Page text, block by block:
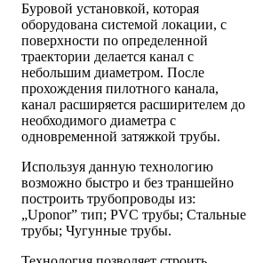
Буровой установкой, которая
оборудована системой локации, с
поверхности по определенной
траектории делается канал с
небольшим диаметром. После
прохождения пилотного канала,
канал расширяется расширителем до
необходимого диаметра с
одновременной затяжкой трубы.
Используя данную технологию
возможно быстро и без траншейно
построить трубопроводы из:
„Uponor” тип; PVC трубы; Стальные
трубы; Чугунные трубы.